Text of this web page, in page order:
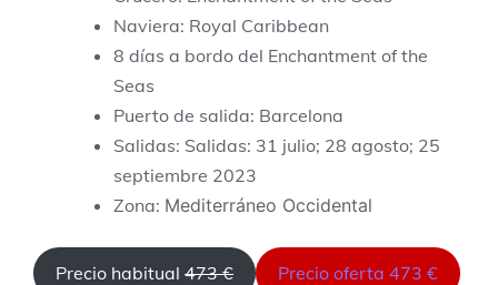
Naviera: Royal Caribbean
8 días a bordo del Enchantment of the
Seas
Puerto de salida: Barcelona
Salidas: Salidas: 31 julio; 28 agosto; 25
septiembre 2023
Zona: Mediterráneo Occidental
Precio habitual 473 € Precio oferta 473 €